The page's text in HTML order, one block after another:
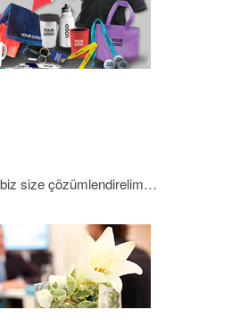
biz size çözümlendirelim…